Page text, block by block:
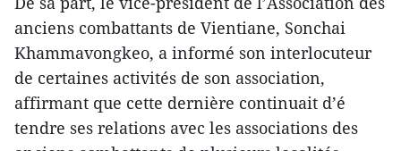
anciens combattants de Vientiane, Sonchai
Khammavongkeo, a informé son interlocuteur
de certaines activités de son association,
affirmant que cette dernière continuait d’é​
tendre ​ses relations avec les associations des